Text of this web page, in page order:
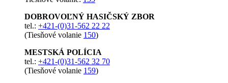
DOBROVOĽNÝ HASIČSKÝ ZBOR
tel.: +421-(0)31-562 22 22
(Tiesňové volanie 150)
MESTSKÁ POLÍCIA
tel.: +421-(0)31-562 32 70
(Tiesňové volanie 159)